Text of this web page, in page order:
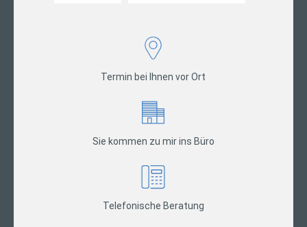
Termin bei Ihnen vor Ort
Sie kommen zu mir ins Büro
Telefonische Beratung